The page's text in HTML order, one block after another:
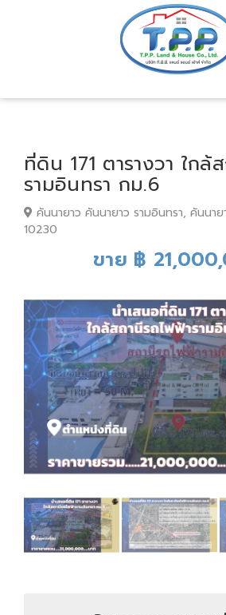
ที่ดิน 171 ตารางวา ใกล้
รามอินทรา กม.6
คันนายาว คันนายาว รามอินทรา, คันนาย
10230
ขาย ฿